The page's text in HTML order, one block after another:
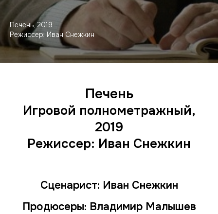
Печень, 2019
Режиссер: Иван Снежкин
Печень
Игровой полнометражный,
2019
Режиссер: Иван Снежкин
Сценарист: Иван Снежкин
Продюсеры: Владимир Малышев